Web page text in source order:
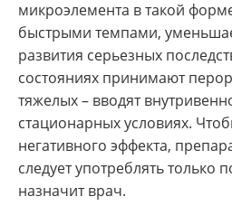
микроэлемента в такой
быстрыми темпами,
развития серьезных
состояниях принимают
тяжелых – вводят
стационарных условиях.
негативного эффекта,
следует употреблять только
назначит врач.